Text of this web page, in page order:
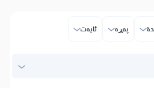
پەڕە ئایه‌ت